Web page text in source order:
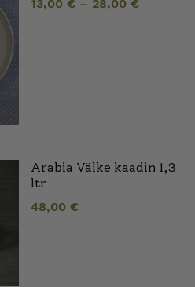
13,00 € – 28,00 €
Arabia Välke kaadin 1,3
ltr
48,00 €